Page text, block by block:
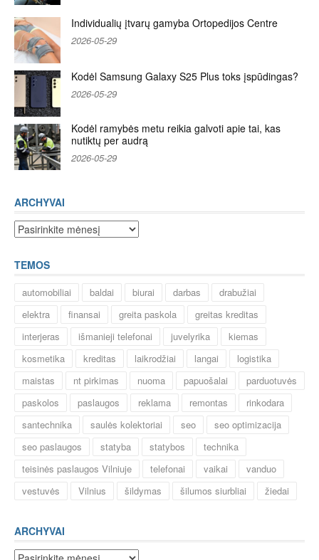
Individualių įtvarų gamyba Ortopedijos Centre
2026-05-29
Kodėl Samsung Galaxy S25 Plus toks įspūdingas?
2026-05-29
Kodėl ramybės metu reikia galvoti apie tai, kas
nutiktų per audrą
2026-05-29
ARCHYVAI
Archyvai
TEMOS
automobiliai baldai biurai darbas
drabužiai
elektra
finansai greita paskola
greitas kreditas
interjeras
išmanieji telefonai juvelyrika
kiemas
kosmetika
kreditas laikrodžiai langai
logistika
maistas
nt pirkimas nuoma papuošalai
parduotuvės
paskolos
paslaugos reklama remontas
rinkodara
santechnika
saulės kolektoriai seo
seo optimizacija
seo paslaugos
statyba statybos
technika
teisinės paslaugos Vilniuje
telefonai vaikai
vanduo
vestuvės
Vilnius šildymas šilumos siurbliai žiedai
ARCHYVAI
Archyvai